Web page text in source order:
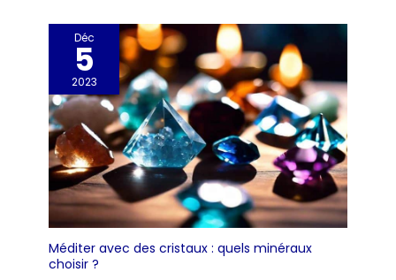
Déc
5
2023
Méditer avec des cristaux : quels minéraux
choisir ?